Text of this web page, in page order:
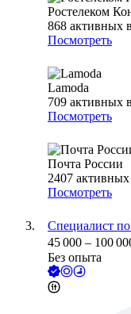
Ростелеком
868 активных
Посмотреть
Lamoda
709 активных
Посмотреть
Почта России
2407 активных
Посмотреть
Специалист
45 000 – 100
Без опыта